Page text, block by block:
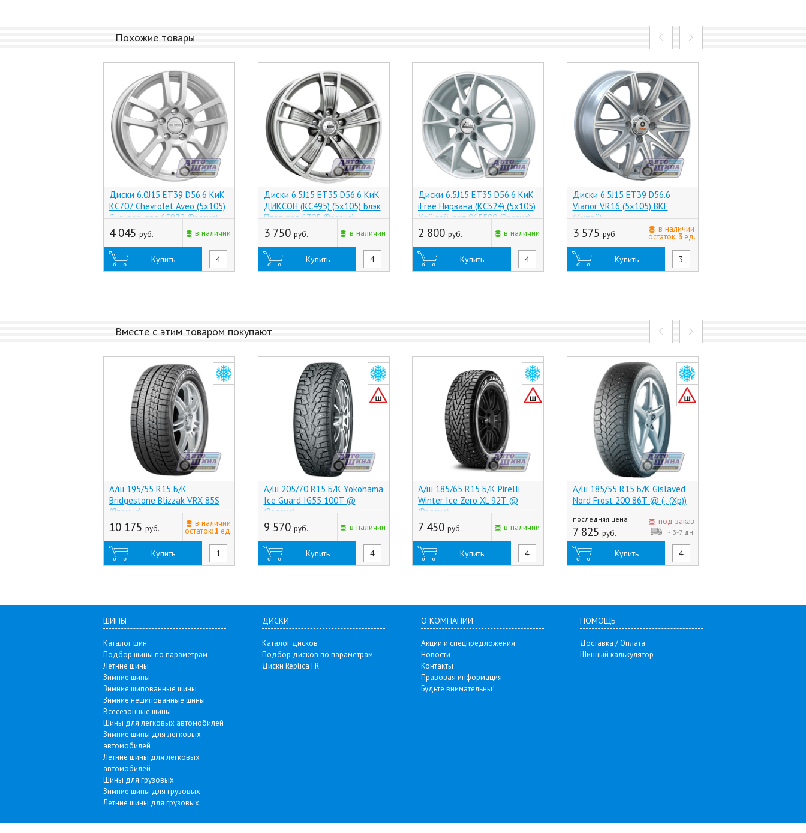
Похожие товары
Диски 6.0J15 ET39 D56.6 КиК
КС707 Chevrolet Aveo (5x105)
Сильвер, арт.65872 (Россия)
4 045 руб. в наличии
Купить
Диски 6.5J15 ET35 D56.6 КиК
ДИКСОН (КС495) (5x105) Блэк
Плат арт.6705 (Россия)
3 750 руб. в наличии
Купить
Диски 6.5J15 ET35 D56.6 КиК
iFree Нирвана (КС524) (5x105)
Хай вэй, арт.065500 (Россия)
2 800 руб. в наличии
Купить
Диски 6.5J15 ET39 D56.6
Vianor VR16 (5x105) BKF
(Китай)
3 575 руб.
в наличии
остаток: 3ед.
Купить
Вместе с этим товаром покупают
А/ш 195/55 R15 Б/К
Bridgestone Blizzak VRX 85S
(Япония)
10 175 руб.
в наличии
остаток:1 ед.
Купить
А/ш 205/70 R15 Б/К Yokohama
Ice Guard IG55 100T @
(Россия)
9 570 руб. в наличии
Купить
А/ш 185/65 R15 Б/К Pirelli
Winter Ice Zero XL 92T @
(Россия)
7 450 руб. в наличии
Купить
А/ш 185/55 R15 Б/К Gislaved
Nord Frost 200 86T @ (-, (Хр))
последняя цена
7 825 руб.
под заказ
~ 3-7 дн
Купить
ШИНЫ
Каталог шин
Подбор шины по параметрам
Летние шины
Зимние шины
Зимние шипованные шины
Зимние нешипованные шины
Всесезонные шины
Шины для легковых автомобилей
Зимние шины для легковых
автомобилей
Летние шины для легковых
автомобилей
Шины для грузовых
Зимние шины для грузовых
Летние шины для грузовых
ДИСКИ
Каталог дисков
Подбор дисков по параметрам
Диски Replica FR
О КОМПАНИИ
Акции и спецпредложения
Новости
Контакты
Правовая информация
Будьте внимательны!
ПОМОЩЬ
Доставка / Оплата
Шинный калькулятор